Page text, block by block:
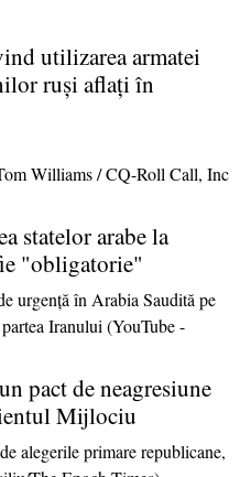
utilizarea armatei
ruşi aflaţi în
statelor arabe la
"obligatorie"
pact de neagresiune
Mijlociu